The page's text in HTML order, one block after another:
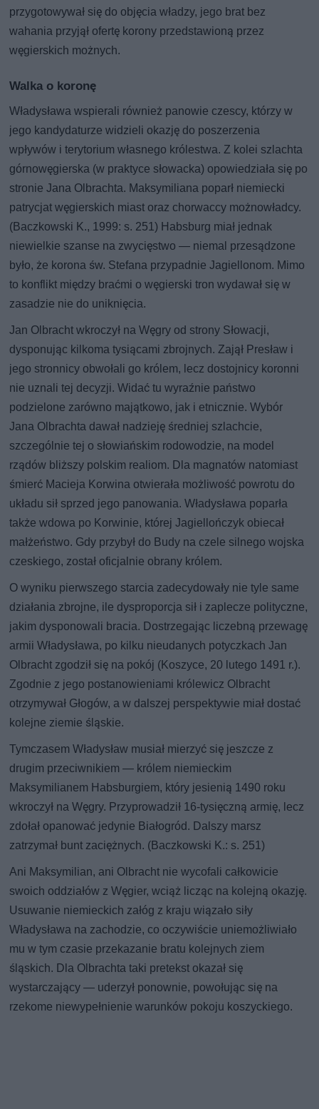
przygotowywał się do objęcia władzy, jego brat bez
wahania przyjął ofertę korony przedstawioną przez
węgierskich możnych.
Walka o koronę
Władysława wspierali również panowie czescy, którzy w
jego kandydaturze widzieli okazję do poszerzenia
wpływów i terytorium własnego królestwa. Z kolei szlachta
górnowęgierska (w praktyce słowacka) opowiedziała się po
stronie Jana Olbrachta. Maksymiliana poparł niemiecki
patrycjat węgierskich miast oraz chorwaccy możnowładcy.
(Baczkowski K., 1999: s. 251) Habsburg miał jednak
niewielkie szanse na zwycięstwo — niemal przesądzone
było, że korona św. Stefana przypadnie Jagiellonom. Mimo
to konflikt między braćmi o węgierski tron wydawał się w
zasadzie nie do uniknięcia.
Jan Olbracht wkroczył na Węgry od strony Słowacji,
dysponując kilkoma tysiącami zbrojnych. Zajął Presław i
jego stronnicy obwołali go królem, lecz dostojnicy koronni
nie uznali tej decyzji. Widać tu wyraźnie państwo
podzielone zarówno majątkowo, jak i etnicznie. Wybór
Jana Olbrachta dawał nadzieję średniej szlachcie,
szczególnie tej o słowiańskim rodowodzie, na model
rządów bliższy polskim realiom. Dla magnatów natomiast
śmierć Macieja Korwina otwierała możliwość powrotu do
układu sił sprzed jego panowania. Władysława poparła
także wdowa po Korwinie, której Jagiellończyk obiecał
małżeństwo. Gdy przybył do Budy na czele silnego wojska
czeskiego, został oficjalnie obrany królem.
O wyniku pierwszego starcia zadecydowały nie tyle same
działania zbrojne, ile dysproporcja sił i zaplecze polityczne,
jakim dysponowali bracia. Dostrzegając liczebną przewagę
armii Władysława, po kilku nieudanych potyczkach Jan
Olbracht zgodził się na pokój (Koszyce, 20 lutego 1491 r.).
Zgodnie z jego postanowieniami królewicz Olbracht
otrzymywał Głogów, a w dalszej perspektywie miał dostać
kolejne ziemie śląskie.
Tymczasem Władysław musiał mierzyć się jeszcze z
drugim przeciwnikiem — królem niemieckim
Maksymilianem Habsburgiem, który jesienią 1490 roku
wkroczył na Węgry. Przyprowadził 16-tysięczną armię, lecz
zdołał opanować jedynie Białogród. Dalszy marsz
zatrzymał bunt zaciężnych. (Baczkowski K.: s. 251)
Ani Maksymilian, ani Olbracht nie wycofali całkowicie
swoich oddziałów z Węgier, wciąż licząc na kolejną okazję.
Usuwanie niemieckich załóg z kraju wiązało siły
Władysława na zachodzie, co oczywiście uniemożliwiało
mu w tym czasie przekazanie bratu kolejnych ziem
śląskich. Dla Olbrachta taki pretekst okazał się
wystarczający — uderzył ponownie, powołując się na
rzekome niewypełnienie warunków pokoju koszyckiego.